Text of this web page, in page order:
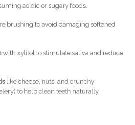
acidic or sugary foods.
brushing to avoid damaging softened
with xylitol to stimulate saliva and reduce
like cheese, nuts, and crunchy
to help clean teeth naturally.